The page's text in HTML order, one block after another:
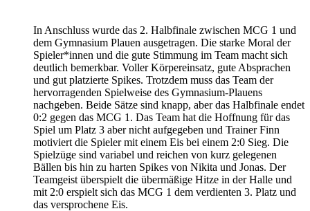
In Anschluss wurde das 2. Halbfinale zwischen MCG 1 und
dem Gymnasium Plauen ausgetragen. Die starke Moral der
Spieler*innen und die gute Stimmung im Team macht sich
deutlich bemerkbar. Voller Körpereinsatz, gute Absprachen
und gut platzierte Spikes. Trotzdem muss das Team der
hervorragenden Spielweise des Gymnasium-Plauens
nachgeben. Beide Sätze sind knapp, aber das Halbfinale endet
0:2 gegen das MCG 1. Das Team hat die Hoffnung für das
Spiel um Platz 3 aber nicht aufgegeben und Trainer Finn
motiviert die Spieler mit einem Eis bei einem 2:0 Sieg. Die
Spielzüge sind variabel und reichen von kurz gelegenen
Bällen bis hin zu harten Spikes von Nikita und Jonas. Der
Teamgeist überspielt die übermäßige Hitze in der Halle und
mit 2:0 erspielt sich das MCG 1 dem verdienten 3. Platz und
das versprochene Eis.